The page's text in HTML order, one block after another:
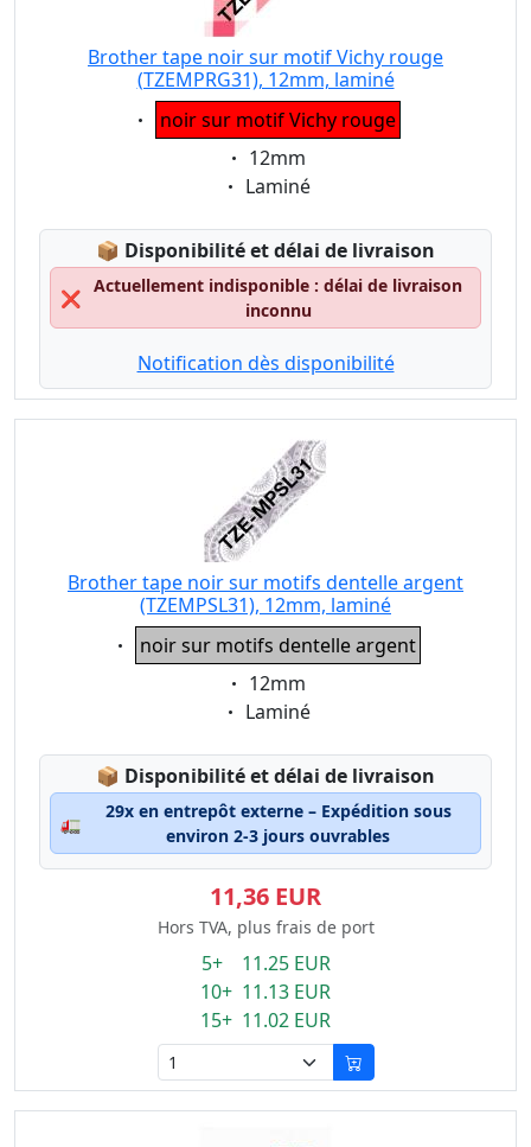
Brother tape noir sur motif Vichy rouge
(TZEMPRG31), 12mm, laminé
Eigenschaft:
noir sur motif Vichy rouge
Eigenschaft:
12mm
Eigenschaft:
Laminé
📦 Lagerstatus:
Disponibilité et délai de livraison
❌
Actuellement indisponible : délai de livraison
inconnu
Notification dès disponibilité
Brother tape noir sur motifs dentelle argent
(TZEMPSL31), 12mm, laminé
Eigenschaft:
noir sur motifs dentelle argent
Eigenschaft:
12mm
Eigenschaft:
Laminé
📦 Lagerstatus:
Disponibilité et délai de livraison
🚛
29x en entrepôt externe – Expédition sous
environ 2-3 jours ouvrables
11,36 EUR
Hors TVA, plus frais de port
5+ 11.25 EUR
10+ 11.13 EUR
15+ 11.02 EUR